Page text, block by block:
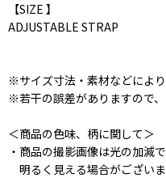
【SIZE 】
ADJUSTABLE STRAP
※サイズ寸法・素材などにより
※若干の誤差がありますので、
＜商品の色味、柄に関して＞
・商品の撮影画像は光の加減
明るく見える場合がございま